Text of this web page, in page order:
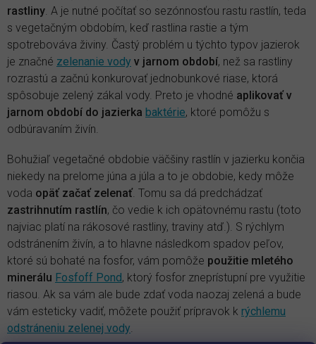
rastliny . A je nutné počítať so sezónnosťou rastu rastlín, teda
s vegetačným obdobím, keď rastlina rastie a tým
spotrebováva živiny. Častý problém u týchto typov jazierok
je značné zelenanie vody v jarnom období, než sa rastliny
rozrastú a začnú konkurovať jednobunkové riase, ktorá
spôsobuje zelený zákal vody. Preto je vhodné aplikovať v
jarnom období do jazierka baktérie, ktoré pomôžu s
odbúravaním živín.
Bohužiaľ vegetačné obdobie väčšiny rastlín v jazierku končia
niekedy na prelome júna a júla a to je obdobie, kedy môže
voda opäť začať zelenať . Tomu sa dá predchádzať
zastrihnutím rastlín, čo vedie k ich opätovnému rastu (toto
najviac platí na rákosové rastliny, traviny atď.). S rýchlym
odstránením živín, a to hlavne následkom spadov peľov,
ktoré sú bohaté na fosfor, vám pomôže použitie mletého
minerálu Fosfoff Pond, ktorý fosfor zneprístupní pre využitie
riasou. Ak sa vám ale bude zdať voda naozaj zelená a bude
vám esteticky vadiť, môžete použiť prípravok k rýchlemu
odstráneniu zelenej vody